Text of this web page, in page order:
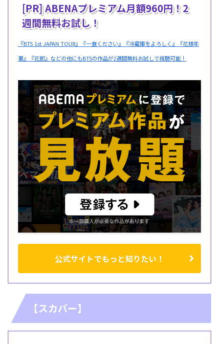
[PR] ABENAプレミアム月額960円！2
週間無料お試し！
『BTS 1st JAPAN TOUR』『一食ください』『冷蔵庫をよろしく』『花様年
華』『花郎』などの他にもBTSの作品が2週間無料お試しで視聴可能！
公式サイトでもっと知りたい！
【スカパー】